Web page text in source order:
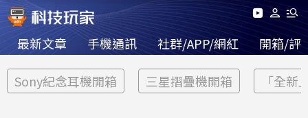
最新文章 手機通訊 社群/APP/網紅 開箱/評
Sony紀念耳機開箱 三星摺疊機開箱 「全新